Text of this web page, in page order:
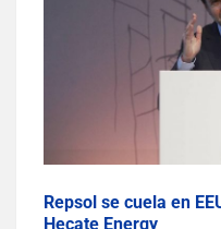
Repsol se cuela en
Hecate Energy